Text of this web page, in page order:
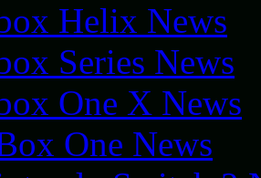
Helix News
Series News
One X News
One News